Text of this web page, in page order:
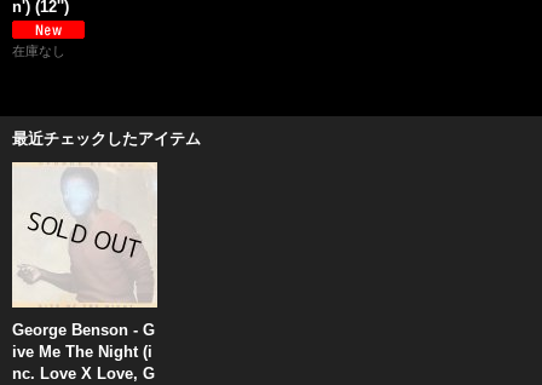
n') (12'')
在庫なし
最近チェックしたアイテム
George Benson - G
ive Me The Night (i
nc. Love X Love, G